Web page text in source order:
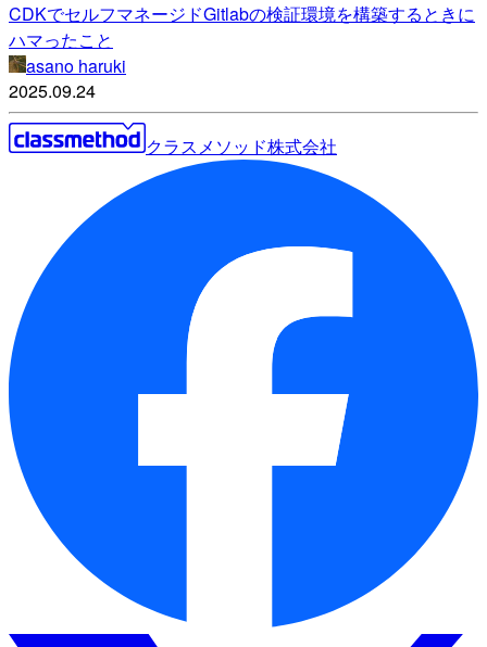
CDKでセルフマネージドGitlabの検証環境を構築するときに
ハマったこと
asano haruki
2025.09.24
クラスメソッド株式会社